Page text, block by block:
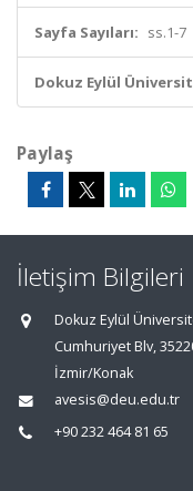
Sayfa Sayıları: ss.1-7
Dokuz Eylül
Paylaş
İletişim Bilgileri
Dokuz Eylül
Cumhuriyet Blv,
İzmir/Konak
avesis@deu.edu.tr
+90 232 464 81 65